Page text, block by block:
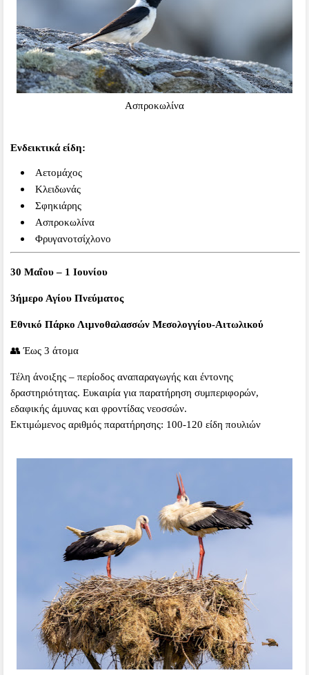
Ασπροκωλίνα
Ενδεικτικά είδη:
Αετομάχος
Κλειδωνάς
Σφηκιάρης
Ασπροκωλίνα
Φρυγανοτσίχλονο
30 Μαΐου – 1 Ιουνίου
3ήμερο Αγίου Πνεύματος
Εθνικό Πάρκο Λιμνοθαλασσών Μεσολογγίου-Αιτωλικού
👥 Έως 3 άτομα
Τέλη άνοιξης – περίοδος αναπαραγωγής και έντονης
δραστηριότητας. Ευκαιρία για παρατήρηση συμπεριφορών,
εδαφικής άμυνας και φροντίδας νεοσσών.
Εκτιμώμενος αριθμός παρατήρησης: 100-120 είδη πουλιών